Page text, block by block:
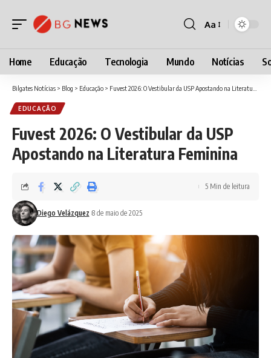
Font
Aa
Home Educação Tecnologia Mundo Notícias
Bilgates Notícias > Blog > Educação > Fuvest 2026: O Vestibular da USP Apostando na Literatura Feminina
EDUCAÇÃO
Fuvest 2026: O Vestibular da USP
Apostando na Literatura Feminina
Diego Velázquez 8 de maio de 2025
5 Min de leitura